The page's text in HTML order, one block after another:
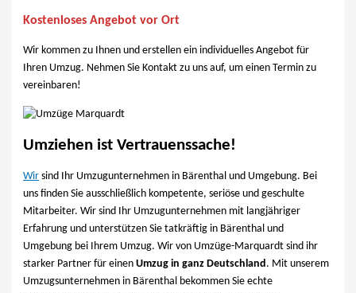
Kostenloses Angebot vor Ort
Wir kommen zu Ihnen und erstellen ein individuelles Angebot für
Ihren Umzug. Nehmen Sie Kontakt zu uns auf, um einen Termin zu
vereinbaren!
Umziehen ist Vertrauenssache!
Wir sind Ihr Umzugunternehmen in Bärenthal und Umgebung. Bei
uns finden Sie ausschließlich kompetente, seriöse und geschulte
Mitarbeiter. Wir sind Ihr Umzugunternehmen mit langjähriger
Erfahrung und unterstützen Sie tatkräftig in Bärenthal und
Umgebung bei Ihrem Umzug. Wir von Umzüge-Marquardt sind ihr
starker Partner für einenUmzug in ganz Deutschland . Mit unserem
Umzugsunternehmen in Bärenthal bekommen Sie echte